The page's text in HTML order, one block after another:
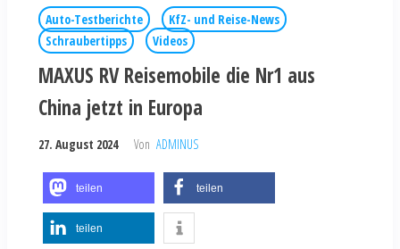
Auto-Testberichte
KfZ- und Reise-News
Schraubertipps
Videos
MAXUS RV Reisemobile die Nr1 aus
China jetzt in Europa
27. August 2024 Von ADMINUS
teilen teilen
teilen